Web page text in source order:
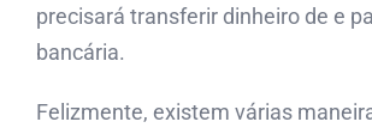
precisará transferir dinheiro de e
bancária.
Felizmente, existem várias